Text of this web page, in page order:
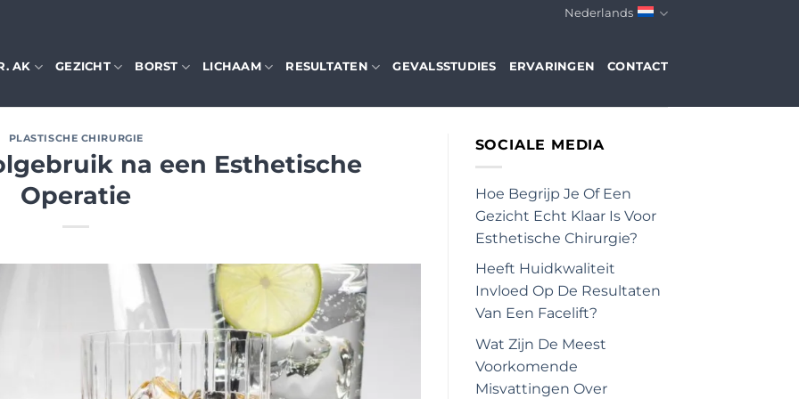
Nederlands
AK GEZICHT BORST LICHAAM RESULTATEN GEVALSSTUDIES ERVARINGEN CONTACT
PLASTISCHE CHIRURGIE
na een Esthetische
Operatie
SOCIALE MEDIA
Hoe Begrijp Je Of Een
Gezicht Echt Klaar Is Voor
Esthetische Chirurgie?
Heeft Huidkwaliteit
Invloed Op De Resultaten
Van Een Facelift?
Wat Zijn De Meest
Voorkomende
Misvattingen Over